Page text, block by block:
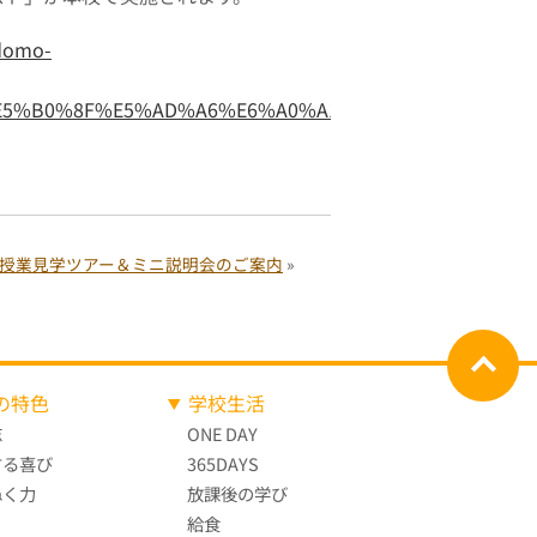
業見学ツアー＆ミニ説明会のご案内 »
特色
喜び
力
学校生活
ONE DAY
365DAYS
放課後の学び
給食